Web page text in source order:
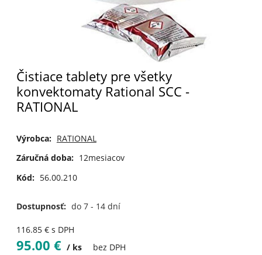
Čistiace tablety pre všetky
konvektomaty Rational SCC -
RATIONAL
Výrobca: RATIONAL
Záručná doba: 12mesiacov
Kód: 56.00.210
Dostupnosť: do 7 - 14 dní
116.85€ s DPH
95.00 € ks bez DPH